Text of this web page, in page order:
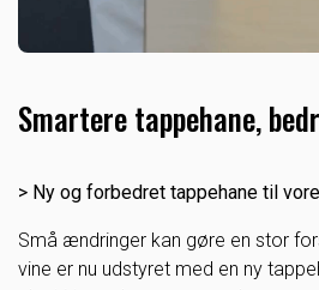
Smartere tappehane,
> Ny og forbedret tappehane til
Små ændringer kan gøre en stor
vine er nu udstyret med en ny